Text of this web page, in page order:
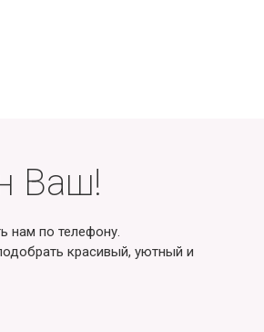
Ваш!
нам по телефону.
красивый, уютный и